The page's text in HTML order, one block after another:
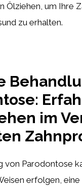
Ölziehen, um Ihre
zu erhalten.
im
von Parodontose
erfolgen, eine